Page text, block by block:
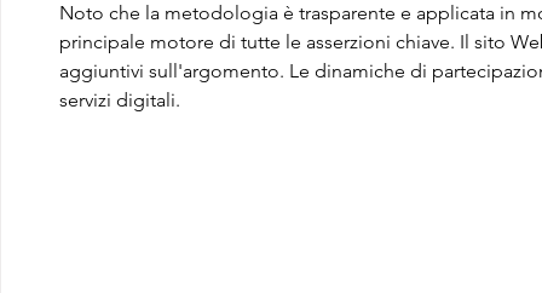
DEL “DE PINEDO-
COLONNA”
Noto che la metodologia è trasparente e applicata in
principale motore di tutte le asserzioni chiave. Il sito
aggiuntivi sull'argomento. Le dinamiche di
servizi digitali.